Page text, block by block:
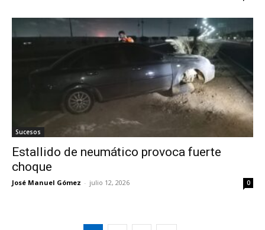
Sucesos
Estallido de neumático provoca fuerte
choque
José Manuel Gómez - julio 12, 2026 0